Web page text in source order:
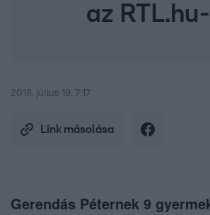
az
2018. július 19. 7:17
Link másolása
Gerendás Péternek 9